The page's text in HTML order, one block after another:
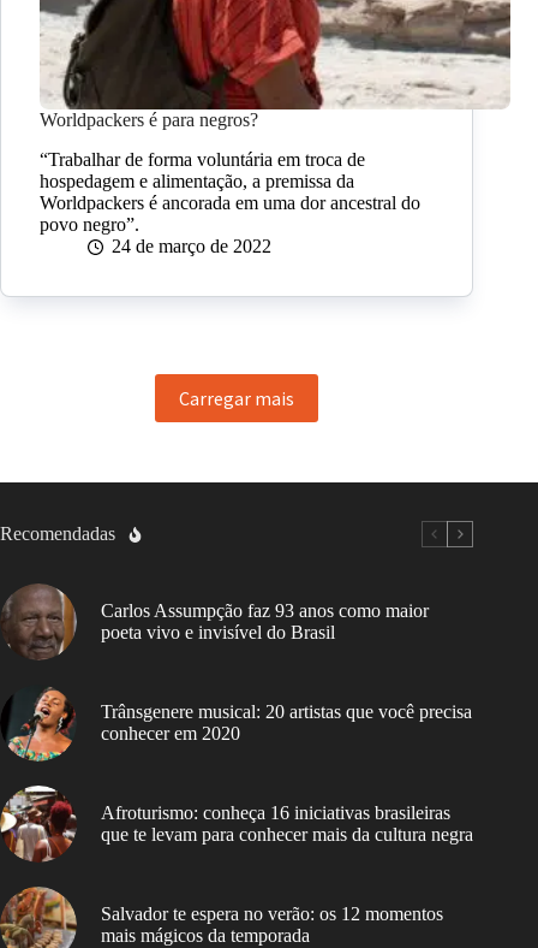
Worldpackers é para negros?
“Trabalhar de forma voluntária em troca de
hospedagem e alimentação, a premissa da
Worldpackers é ancorada em uma dor ancestral do
povo negro”.
24 de março de 2022
Carregar mais
Recomendadas
Carlos Assumpção faz 93 anos como maior
poeta vivo e invisível do Brasil
Trânsgenere musical: 20 artistas que você precisa
conhecer em 2020
Afroturismo: conheça 16 iniciativas brasileiras
que te levam para conhecer mais da cultura negra
Salvador te espera no verão: os 12 momentos
mais mágicos da temporada